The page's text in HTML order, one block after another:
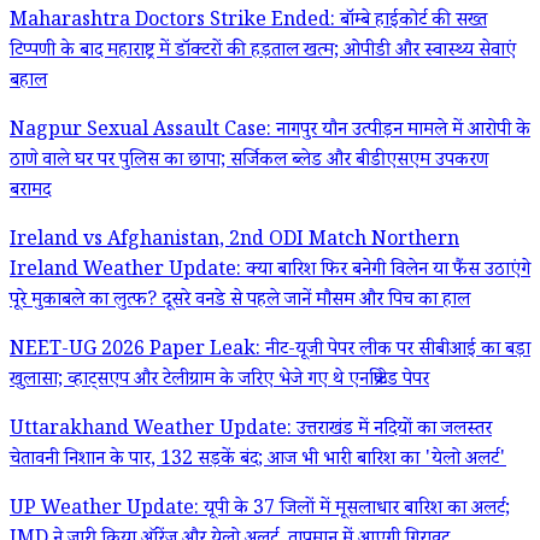
Maharashtra Doctors Strike Ended: बॉम्बे हाईकोर्ट की सख्त
टिप्पणी के बाद महाराष्ट्र में डॉक्टरों की हड़ताल खत्म; ओपीडी और स्वास्थ्य सेवाएं
बहाल
Nagpur Sexual Assault Case: नागपुर यौन उत्पीड़न मामले में आरोपी के
ठाणे वाले घर पर पुलिस का छापा; सर्जिकल ब्लेड और बीडीएसएम उपकरण
बरामद
Ireland vs Afghanistan, 2nd ODI Match Northern
Ireland Weather Update: क्या बारिश फिर बनेगी विलेन या फैंस उठाएंगे
पूरे मुकाबले का लुत्फ? दूसरे वनडे से पहले जानें मौसम और पिच का हाल
NEET-UG 2026 Paper Leak: नीट-यूजी पेपर लीक पर सीबीआई का बड़ा
खुलासा; व्हाट्सएप और टेलीग्राम के जरिए भेजे गए थे एनक्रिप्टेड पेपर
Uttarakhand Weather Update: उत्तराखंड में नदियों का जलस्तर
चेतावनी निशान के पार, 132 सड़कें बंद; आज भी भारी बारिश का 'येलो अलर्ट'
UP Weather Update: यूपी के 37 जिलों में मूसलाधार बारिश का अलर्ट;